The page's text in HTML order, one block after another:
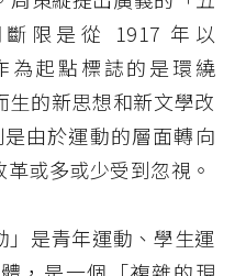
限是從 1917 年以
為起點標誌的是環繞
生的新思想和新文學改
由於運動的層面轉向
或多或少受到忽視。
是青年運動、學生運